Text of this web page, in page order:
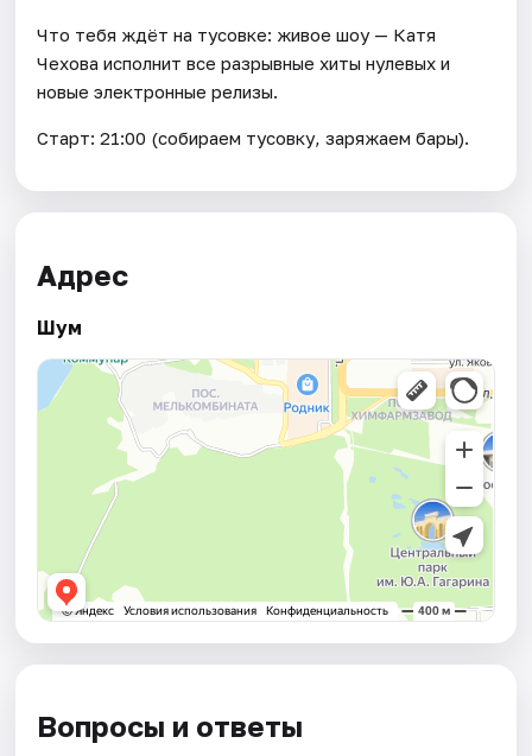
Что тебя ждёт на тусовке: живое шоу — Катя
Чехова исполнит все разрывные хиты нулевых и
новые электронные релизы.
Старт: 21:00 (собираем тусовку, заряжаем бары).
Адрес
Шум
Вопросы и ответы